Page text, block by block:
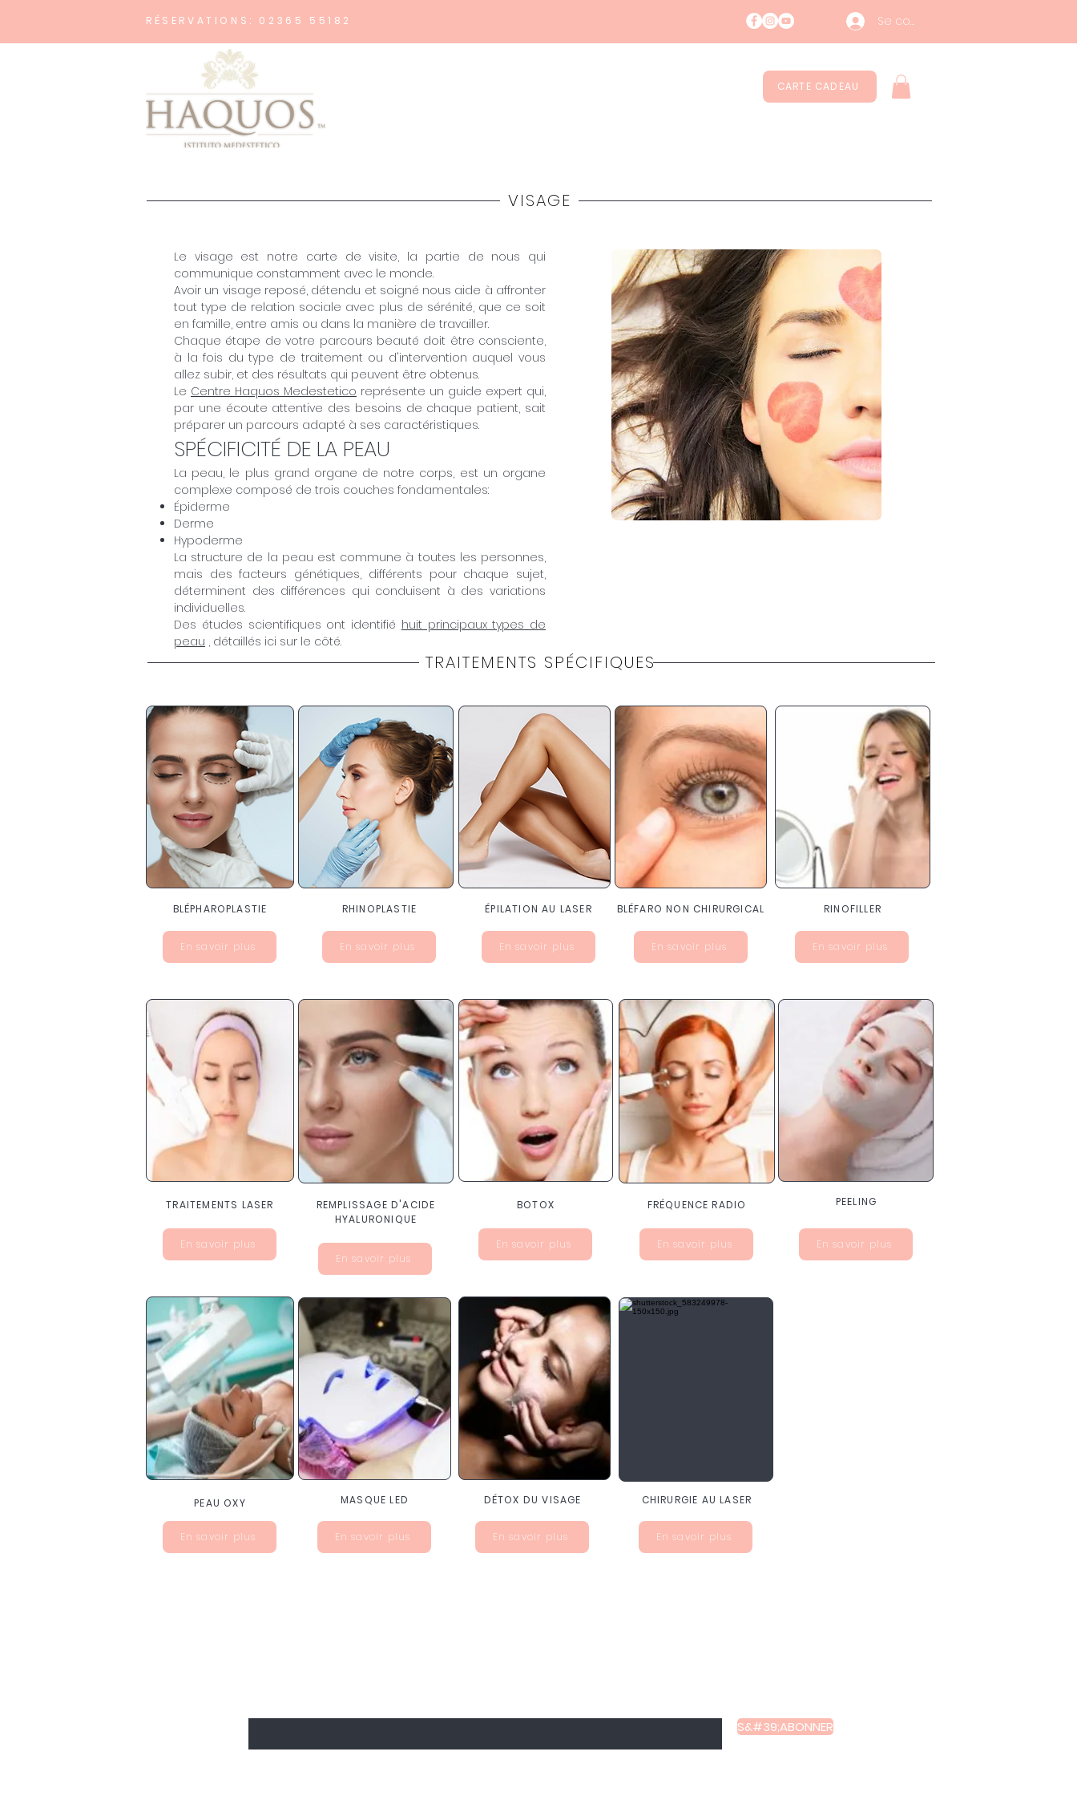
RÉSERVATIONS: 02365 55182 Se connecter
CARTE CADEAU
VISAGE
Le visage est notre carte de visite, la partie de nous qui
communique constamment avec le monde.
Avoir un visage reposé, détendu et soigné nous aide à affronter
tout type de relation sociale avec plus de sérénité, que ce soit
en famille, entre amis ou dans la manière de travailler.
Chaque étape de votre parcours beauté doit être consciente,
à la fois du type de traitement ou d'intervention auquel vous
allez subir, et des résultats qui peuvent être obtenus.
Le Centre Haquos Medestetico représente un guide expert qui,
par une écoute attentive des besoins de chaque patient, sait
préparer un parcours adapté à ses caractéristiques.
SPÉCIFICITÉ DE LA PEAU
La peau, le plus grand organe de notre corps, est un organe
complexe composé de trois couches fondamentales:
Épiderme
Derme
Hypoderme
La structure de la peau est commune à toutes les personnes,
mais des facteurs génétiques, différents pour chaque sujet,
déterminent des différences qui conduisent à des variations
individuelles.
Des études scientifiques ont identifié huit principaux types de
peau , détaillés ici sur le côté.
TRAITEMENTS SPÉCIFIQUES
BLÉPHAROPLASTIE
En savoir plus
RHINOPLASTIE
En savoir plus
ÉPILATION AU LASER
En savoir plus
BLÉFARO NON CHIRURGICAL
En savoir plus
RINOFILLER
En savoir plus
TRAITEMENTS LASER
En savoir plus
REMPLISSAGE D'ACIDE
HYALURONIQUE
En savoir plus
BOTOX
En savoir plus
FRÉQUENCE RADIO
En savoir plus
PEELING
En savoir plus
PEAU OXY
En savoir plus
MASQUE LED
En savoir plus
DÉTOX DU VISAGE
En savoir plus
CHIRURGIE AU LASER
En savoir plus
S&#39;ABONNER